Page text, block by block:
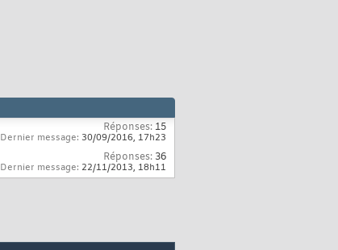
Réponses: 15
Dernier message: 30/09/2016, 17h23
Réponses: 36
Dernier message: 22/11/2013, 18h11